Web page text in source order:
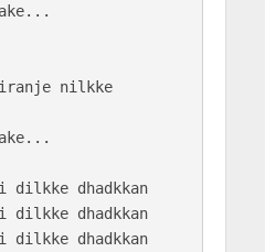
nilkke
dilkke dhadkkan
dilkke dhadkkan
dilkke dhadkkan